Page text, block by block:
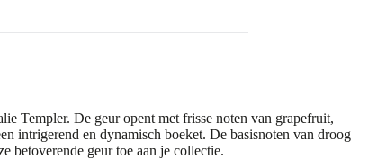
Templer. De geur opent met frisse noten van grapefruit,
intrigerend en dynamisch boeket. De basisnoten van droog
betoverende geur toe aan je collectie.